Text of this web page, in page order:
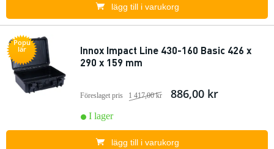
lägg till i varukorg
Popu
lär
Innox Impact Line 430-160 Basic 426 x
290 x 159 mm
Föreslaget pris 1 417,00 kr 886,00 kr
I lager
lägg till i varukorg